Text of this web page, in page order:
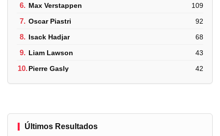
6. Max Verstappen 109
7. Oscar Piastri 92
8. Isack Hadjar 68
9. Liam Lawson 43
10.Pierre Gasly 42
Últimos Resultados